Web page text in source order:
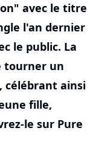
avec le titre
l'an dernier
le public. La
tourner un
célébrant ainsi
fille,
le sur Pure